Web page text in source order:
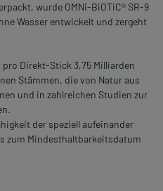
wurde OMNi-BiOTiC® SR-9
Wasser entwickelt und zergeht
pro Direkt-Stick 3,75 Milliarden
Stämmen, die von Natur aus
und in zahlreichen Studien zur
der speziell aufeinander
zum Mindesthaltbarkeitsdatum